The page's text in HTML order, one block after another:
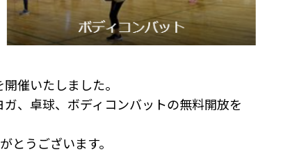
催いたしました。
、卓球、ボディコンバットの無料開放を
とうございます。